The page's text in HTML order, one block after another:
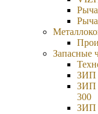
Запасные
ЗИП
ЗИП
300
ЗИП